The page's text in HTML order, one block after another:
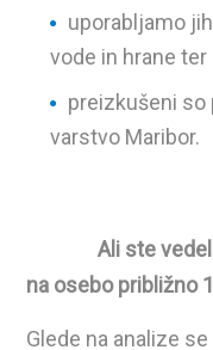
uporabljamo
vode in hrane ter
preizkušeni so
varstvo Maribor.
Ali ste vedeli,
na osebo približno
Glede na analize